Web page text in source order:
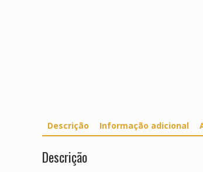
Descrição Informação adicional
Descrição